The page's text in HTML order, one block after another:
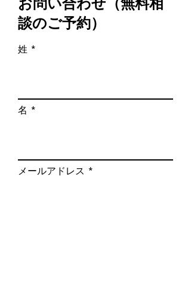
談のご予約）
姓
名
メールアドレス